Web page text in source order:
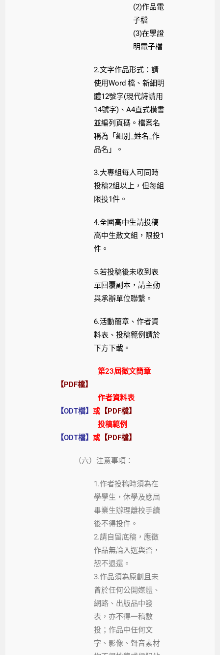
(2)作品電
子檔
(3)在學證
明電子檔
2.文字作品形式：請
使用Word 檔、新細明
體12號字(現代詩請用
14號字)、A4直式橫書
並編列頁碼。檔案名
稱為「組別_姓名_作
品名」。
3.大專組每人可同時
投稿2組以上，但每組
限投1件。
4.全國高中生請投稿
高中生散文組，限投1
件。
5.若投稿後未收到表
單回覆副本，請主動
與承辦單位聯繫。
6.活動簡章、作者資
料表、投稿範例請於
下方下載。
第23屆徵文簡章
【PDF檔】
作者資料表
【ODT檔】 或 【PDF檔】
投稿範例
【ODT檔】 或 【PDF檔】
（六）注意事項：
1.作者投稿時須為在
學學生，休學及應屆
畢業生辦理離校手續
後不得投件。
2.請自留底稿，應徵
作品無論入選與否，
恕不退還。
3.作品須為原創且未
曾於任何公開媒體、
網路、出版品中發
表，亦不得一稿數
投；作品中任何文
字、影像、聲音素材